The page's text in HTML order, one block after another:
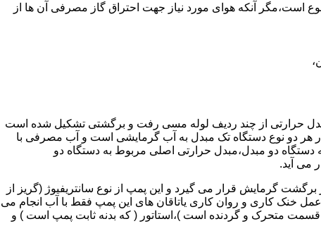
در واحدهای مسکونی و غیر مسکونی که مسحت آن ها کمتر از 60 متر مربع باشد ممنوع است،مگر آنکه هوای مورد نیاز جهت احتراق گاز مصرفی آن ها از
حرارتی از چند ردیف لوله مسی رفت و برگشتی تشکیل شده است
هر دو نوع دستگاه تک مبدل به آب گرمایشی است و آب مصرفی با
دستگاه دو مبدل،مبدل حرارتی اصلی مربوط به دستگاه دو
می آید.
گرمایش قرار می گیرد و این پمپ از نوع سانتریفیوژ (گریز از
باشد،عمل خنک کاری و روان کاری یاتاقان های این پمپ فقط با آب انجام می
قسمت متحرک و گردنده است )،استاتور ( که بدنه ثابت پمپ است ) و